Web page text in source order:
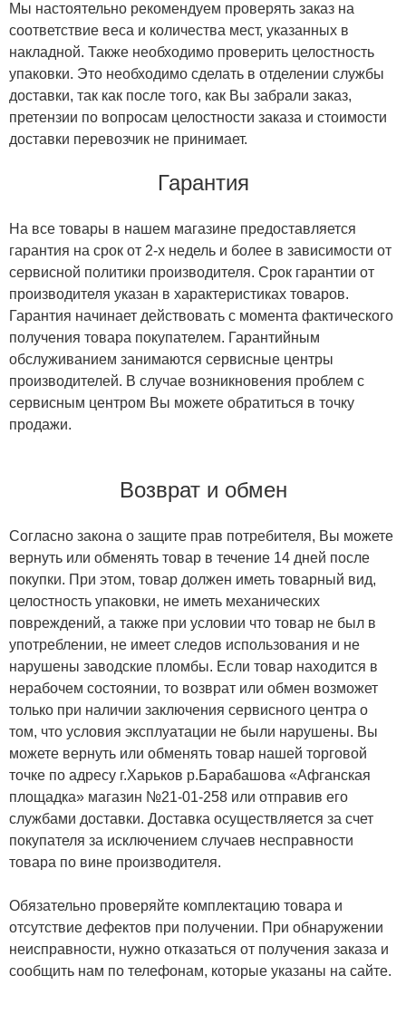
Мы настоятельно рекомендуем проверять заказ на
соответствие веса и количества мест, указанных в
накладной. Также необходимо проверить целостность
упаковки. Это необходимо сделать в отделении службы
доставки, так как после того, как Вы забрали заказ,
претензии по вопросам целостности заказа и стоимости
доставки перевозчик не принимает.
Гарантия
На все товары в нашем магазине предоставляется
гарантия на срок от 2-х недель и более в зависимости от
сервисной политики производителя. Срок гарантии от
производителя указан в характеристиках товаров.
Гарантия начинает действовать с момента фактического
получения товара покупателем. Гарантийным
обслуживанием занимаются сервисные центры
производителей. В случае возникновения проблем с
сервисным центром Вы можете обратиться в точку
продажи.
Возврат и обмен
Согласно закона о защите прав потребителя, Вы можете
вернуть или обменять товар в течение 14 дней после
покупки. При этом, товар должен иметь товарный вид,
целостность упаковки, не иметь механических
повреждений, а также при условии что товар не был в
употреблении, не имеет следов использования и не
нарушены заводские пломбы. Если товар находится в
нерабочем состоянии, то возврат или обмен возможет
только при наличии заключения сервисного центра о
том, что условия эксплуатации не были нарушены. Вы
можете вернуть или обменять товар нашей торговой
точке по адресу г.Харьков р.Барабашова «Афганская
площадка» магазин №21-01-258 или отправив его
службами доставки. Доставка осуществляется за счет
покупателя за исключением случаев несправности
товара по вине производителя.
Обязательно проверяйте комплектацию товара и
отсутствие дефектов при получении. При обнаружении
неисправности, нужно отказаться от получения заказа и
сообщить нам по телефонам, которые указаны на сайте.